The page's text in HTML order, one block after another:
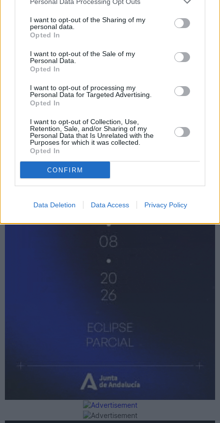
I want to opt-out of the Sharing of my
personal data.
Opted In
I want to opt-out of the Sale of my
Personal Data.
Opted In
I want to opt-out of processing my
Personal Data for Targeted Advertising.
Opted In
I want to opt-out of Collection, Use,
Retention, Sale, and/or Sharing of my
Personal Data that Is Unrelated with the
Purposes for which it was collected.
Opted In
CONFIRM
Data Deletion Data Access Privacy Policy